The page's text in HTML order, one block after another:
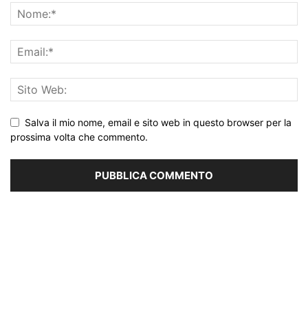
Salva il mio nome, email e sito web in questo browser per la
prossima volta che commento.